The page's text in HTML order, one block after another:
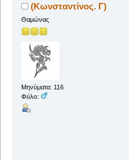
(Κωνσταντίνος. Γ)
Θαμώνας
Μηνύματα: 116
Φύλο: